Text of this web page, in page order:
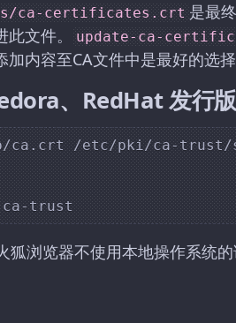
ca-certificates.crt 是最
文件。
update-ca-
加内容至CA文件中是最好的选择
、RedHat 发行版
ca.crt /etc/pki/ca-trust/
狐浏览器不使用本地操作系统